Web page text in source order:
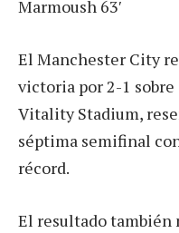
Marmoush 63′
El Manchester City
victoria por 2-1 sobre
Vitality Stadium,
séptima semifinal
récord.
El resultado también